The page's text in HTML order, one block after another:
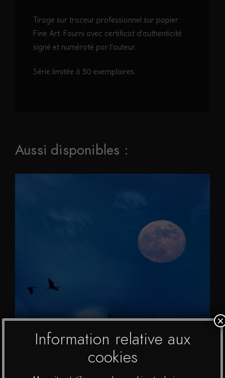
Tirage sur traceur professionnel sur papier
Fine Art. Fourni avec certificat d’authenticité
signé et numéroté par l’auteur.
Série limitée à 30 exemplaires.
Aussi disponibles :
Information relative aux
cookies
×